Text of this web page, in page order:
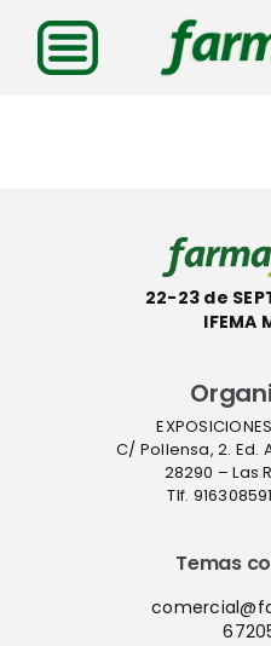
Saltar
contenido
22-23 de
IFEMA
C/ Pollensa, 2. Ed.
28290 – Las
Tlf.
Temas